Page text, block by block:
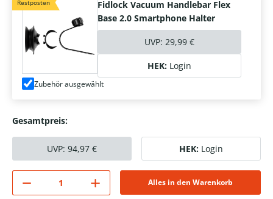
Restposten
Fidlock Vacuum Handlebar Flex
Base 2.0 Smartphone Halter
UVP: 29,99 €
HEK: Login
Zubehör ausgewählt
Gesamtpreis:
UVP: 94,97 € HEK: Login
Alles in den Warenkorb